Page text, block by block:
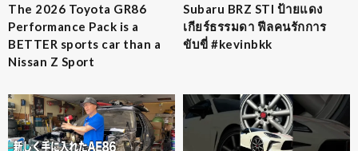
The 2026 Toyota GR86
Performance Pack is a
BETTER sports car than a
Nissan Z Sport
Subaru BRZ STI ป้ายแดง
เกียร์ธรรมดา ฟีลคนรักการ
ขับขี่ #kevinbkk